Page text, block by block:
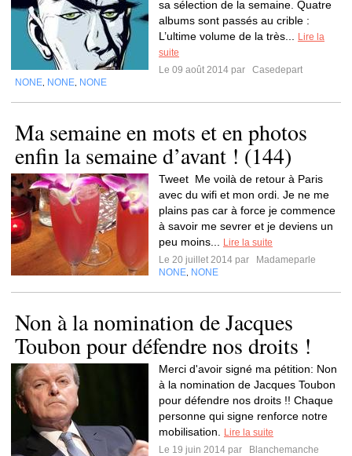
sa sélection de la semaine. Quatre
albums sont passés au crible :
L’ultime volume de la très...
Lire la
suite
Le 09 août 2014 par
Casedepart
NONE NONE NONE
Ma semaine en mots et en photos
enfin la semaine d’avant ! (144)
Tweet Me voilà de retour à Paris
avec du wifi et mon ordi. Je ne me
plains pas car à force je commence
à savoir me sevrer et je deviens un
peu moins...
Lire la suite
Le 20 juillet 2014 par
Madameparle
NONE NONE
Non à la nomination de Jacques
Toubon pour défendre nos droits !
Merci d'avoir signé ma pétition: Non
à la nomination de Jacques Toubon
pour défendre nos droits !! Chaque
personne qui signe renforce notre
mobilisation.
Lire la suite
Le 19 juin 2014 par
Blanchemanche